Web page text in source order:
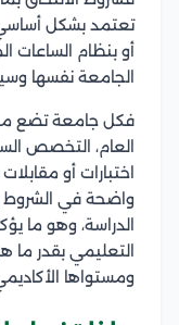
تعتمد بشكل أساسي
أو بنظام الساعات
الجامعة نفسها
فكل جامعة تضع
العام، التخصص
اختبارات أو
واضحة في الشروط
الدراسة، وهو ما
التعليمي بقدر ما
ومستواها